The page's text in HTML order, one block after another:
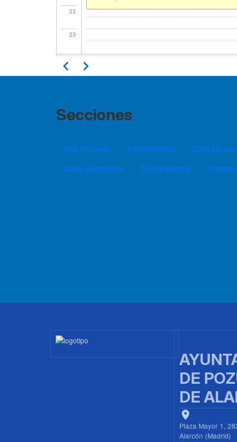
22
23
Paginación
AnteriorSiguiente
Secciones
App Pozuelo Ayuntamiento
Sede electrónica
Transparencia
Imagen
DE
DE
Plaza Mayor 1,
Alarcón (Madrid)